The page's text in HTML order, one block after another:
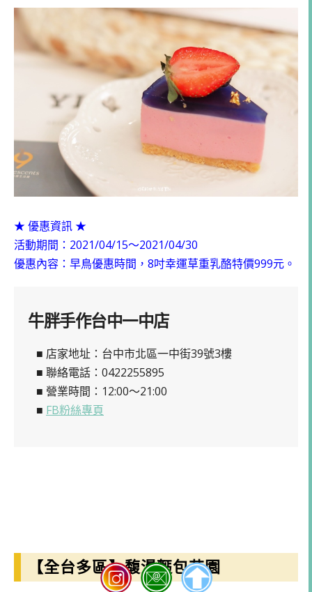
★ 優惠資訊 ★
活動期間：2021/04/15～2021/04/30
優惠內容：早鳥優惠時間，8吋幸運草重乳酪特價999元。
牛胖手作台中一中店
■ 店家地址：台中市北區一中街39號3樓
■ 聯絡電話：0422255895
■ 營業時間：12:00～21:00
■ FB粉絲專頁
【全台多區】馥漫麫包花園